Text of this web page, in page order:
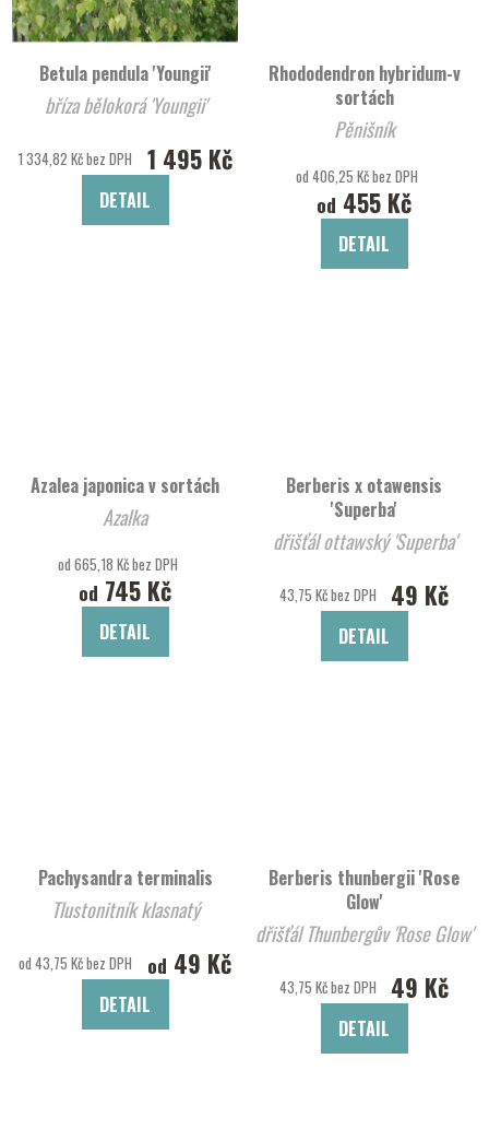
Betula pendula 'Youngii'
bříza bělokorá 'Youngii'
1 334,82 Kč bez DPH 1 495 Kč
DETAIL
Rhododendron hybridum-v
sortách
Pěnišník
od 406,25 Kč bez DPH
od 455 Kč
DETAIL
Azalea japonica v sortách
Azalka
od 665,18 Kč bez DPH
od 745 Kč
DETAIL
Berberis x otawensis
'Superba'
dřišťál ottawský 'Superba'
43,75 Kč bez DPH 49 Kč
DETAIL
Pachysandra terminalis
Tlustonitník klasnatý
od 43,75 Kč bez DPH od 49 Kč
DETAIL
Berberis thunbergii 'Rose
Glow'
dřišťál Thunbergův 'Rose Glow'
43,75 Kč bez DPH 49 Kč
DETAIL